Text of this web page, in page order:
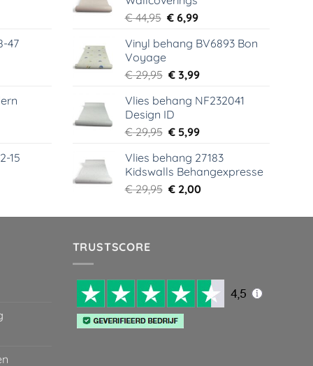
47
15
€44,95 Oorspronkelijke
was:
€ 6,99Huidige
is:
Vinyl behang BV6893 Bon
Voyage
€29,95 Oorspronkelijke
was:
€ 29,95.
€ 3,99Huidige
is:
Vlies behang NF232041
Design ID
€29,95 Oorspronkelijke
was:
€ 29,95.
€ 5,99Huidige
is:
€ 5,99.
Vlies behang 27183
Kidswalls Behangexpresse
€29,95 Oorspronkelijke
was:
€ 2,00Huidige
is:
TRUSTSCORE